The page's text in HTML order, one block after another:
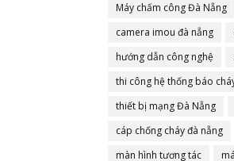
Máy chấm công Đà Nẵng
camera imou đà nẵng
hướng dẫn công nghệ
thi công hệ thống báo
thiết bị mạng Đà Nẵng
cáp chống cháy đà nẵng
màn hình tương tác